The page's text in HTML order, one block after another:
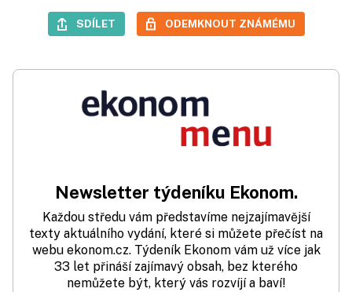
SDÍLET ODEMKNOUT ZNÁMÉMU
Newsletter týdeníku Ekonom.
Každou středu vám představíme nejzajímavější
texty aktuálního vydání, které si můžete přečíst na
webu ekonom.cz. Týdeník Ekonom vám už více jak
33 let přináší zajímavý obsah, bez kterého
nemůžete být, který vás rozvíjí a baví!